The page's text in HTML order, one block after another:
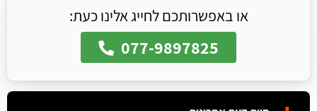
או באפשרותכם לחייג אלינו כעת:
077-9897825